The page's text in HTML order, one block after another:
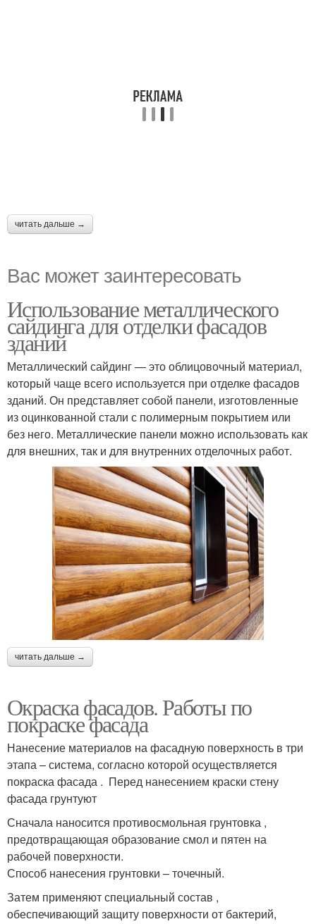
читать дальше →
Вас может заинтересовать
Использование металлического
сайдинга для отделки фасадов
зданий
Металлический сайдинг — это облицовочный материал,
который чаще всего используется при отделке фасадов
зданий. Он представляет собой панели, изготовленные
из оцинкованной стали с полимерным покрытием или
без него. Металлические панели можно использовать как
для внешних, так и для внутренних отделочных работ.
читать дальше →
Окраска фасадов. Работы по
покраске фасада
Нанесение материалов на фасадную поверхность в три
этапа – система, согласно которой осуществляется
покраска фасада . Перед нанесением краски стену
фасада грунтуют
Сначала наносится противосмольная грунтовка ,
предотвращающая образование смол и пятен на
рабочей поверхности.
Способ нанесения грунтовки – точечный.
Затем применяют специальный состав ,
обеспечивающий защиту поверхности от бактерий,